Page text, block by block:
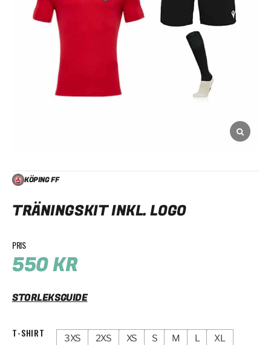
KÖPING FF
TRÄNINGSKIT INKL. LOGO
550KR
STORLEKSGUIDE
T-SHIRT 3XS 2XS XS S M L
XL